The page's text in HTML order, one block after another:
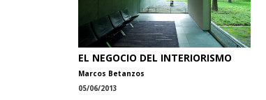
EL NEGOCIO DEL INTERIORISMO
Marcos Betanzos
05/06/2013